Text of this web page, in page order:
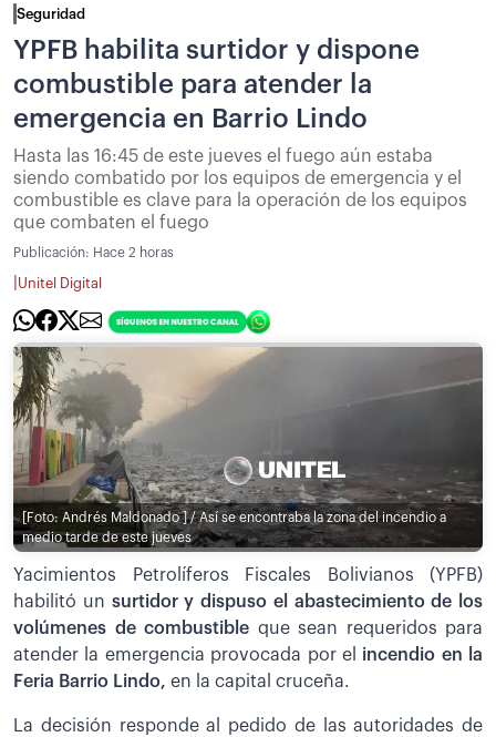
Seguridad
YPFB habilita surtidor y dispone
combustible para atender la
emergencia en Barrio Lindo
Hasta las 16:45 de este jueves el fuego aún estaba
siendo combatido por los equipos de emergencia y el
combustible es clave para la operación de los equipos
que combaten el fuego
Publicación: Hace 2 horas
Unitel Digital
[Foto: Andrés Maldonado ] / Así se encontraba la zona del incendio a
medio tarde de este jueves
Yacimientos Petrolíferos Fiscales Bolivianos (YPFB)
habilitó un surtidor y dispuso el abastecimiento de los
volúmenes de combustible que sean requeridos para
atender la emergencia provocada por el
incendio en la
Feria Barrio Lindo, en la capital cruceña.
La decisión responde al pedido de las autoridades de